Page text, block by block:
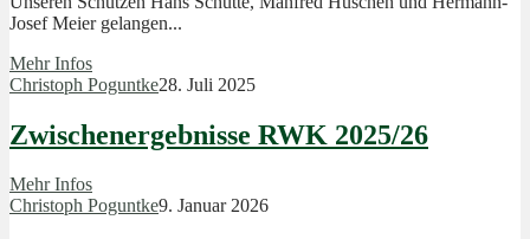
Josef Meier gelangen...
Mehr Infos
Christoph Poguntke28. Juli 2025
Zwischenergebnisse RWK 2025/26
Mehr Infos
Christoph Poguntke9. Januar 2026